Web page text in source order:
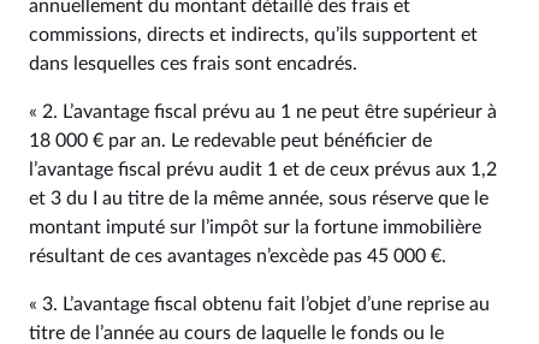
annuellement du montant détaillé des frais et
commissions, directs et indirects, qu’ils supportent et
dans lesquelles ces frais sont encadrés.
« 2. L’avantage fiscal prévu au 1 ne peut être supérieur à
18 000 € par an. Le redevable peut bénéficier de
l’avantage fiscal prévu audit 1 et de ceux prévus aux 1,2
et 3 du I au titre de la même année, sous réserve que le
montant imputé sur l’impôt sur la fortune immobilière
résultant de ces avantages n’excède pas 45 000 €.
« 3. L’avantage fiscal obtenu fait l’objet d’une reprise au
titre de l’année au cours de laquelle le fonds ou le